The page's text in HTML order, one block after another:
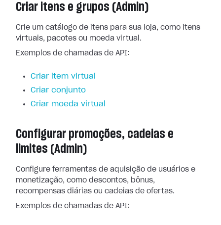
Criar itens e grupos (Admin)
Crie um catálogo de itens para sua loja, como itens
virtuais, pacotes ou moeda virtual.
Exemplos de chamadas de API:
Criar item virtual
Criar conjunto
Criar moeda virtual
Configurar promoções, cadeias e
limites (Admin)
Configure ferramentas de aquisição de usuários e
monetização, como descontos, bônus,
recompensas diárias ou cadeias de ofertas.
Exemplos de chamadas de API: